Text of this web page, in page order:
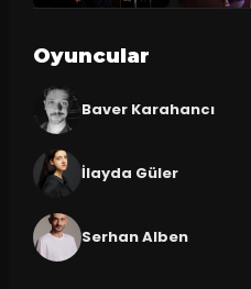
Oyuncular
Baver Karahancı
İlayda Güler
Serhan Alben